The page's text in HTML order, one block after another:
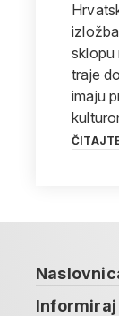
sklopu
traje
imaju
Informiraj